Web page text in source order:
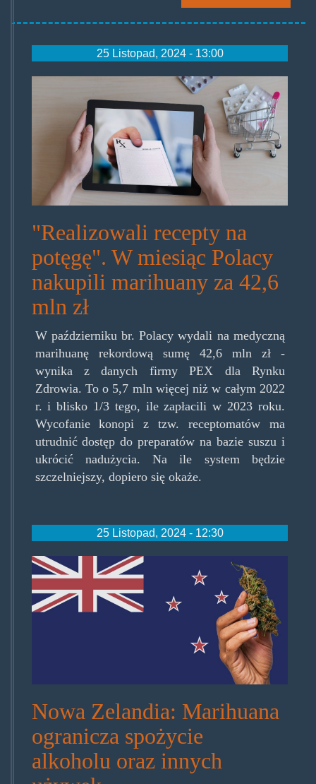
25 Listopad, 2024 - 13:00
receptomaty_463.jpg
"Realizowali recepty na
potęgę". W miesiąc Polacy
nakupili marihuany za 42,6
mln zł
W październiku br. Polacy wydali na medyczną
marihuanę rekordową sumę 42,6 mln zł -
wynika z danych firmy PEX dla Rynku
Zdrowia. To o 5,7 mln więcej niż w całym 2022
r. i blisko 1/3 tego, ile zapłacili w 2023 roku.
Wycofanie konopi z tzw. receptomatów ma
utrudnić dostęp do preparatów na bazie suszu i
ukrócić nadużycia. Na ile system będzie
szczelniejszy, dopiero się okaże.
25 Listopad, 2024 - 12:30
blog-
is-
marijuana-
zealand_.jpg
Nowa Zelandia: Marihuana
ogranicza spożycie
alkoholu oraz innych